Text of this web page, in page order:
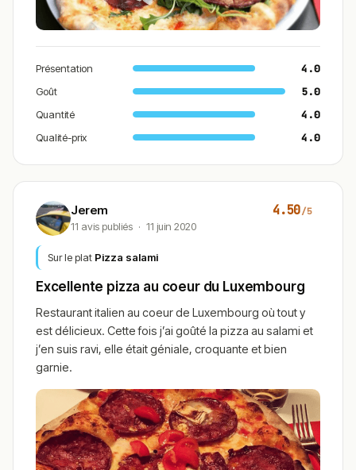
Présentation 4.0
Goût 5.0
Quantité 4.0
Qualité-prix 4.0
Jerem
11 avis publiés · 11 juin 2020
4.50/5
Sur le plat Pizza salami
Excellente pizza au coeur du Luxembourg
Restaurant italien au coeur de Luxembourg où tout y
est délicieux. Cette fois j’ai goûté la pizza au salami et
j’en suis ravi, elle était géniale, croquante et bien
garnie.